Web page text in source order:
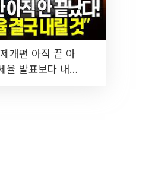
개편 아직 끝 아
율 발표보다 내릴